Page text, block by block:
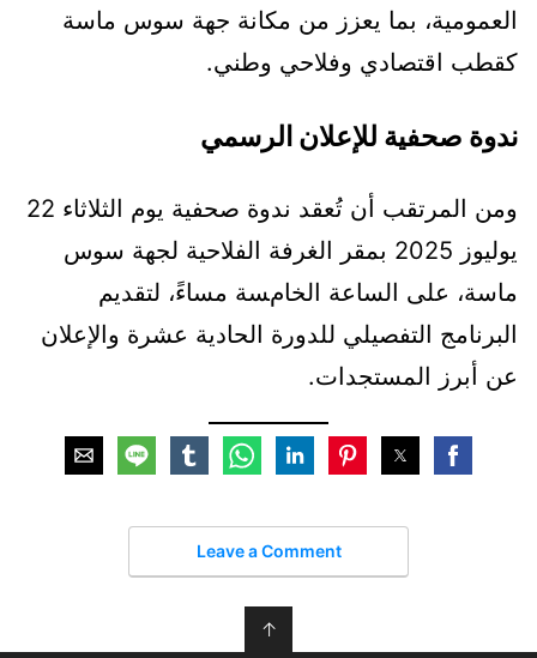
العمومية، بما يعزز من مكانة جهة سوس ماسة
كقطب اقتصادي وفلاحي وطني.
ندوة صحفية للإعلان الرسمي
ومن المرتقب أن تُعقد ندوة صحفية يوم الثلاثاء 22
يوليوز 2025 بمقر الغرفة الفلاحية لجهة سوس
ماسة، على الساعة الخامسة مساءً، لتقديم
البرنامج التفصيلي للدورة الحادية عشرة والإعلان
عن أبرز المستجدات.
Leave a Comment
↑